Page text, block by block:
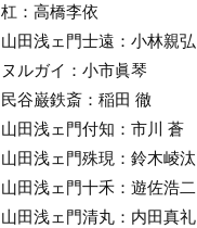
杠：高橋李依
山田浅ェ門士遠：小林親弘
ヌルガイ：小市眞琴
民谷巌鉄斎：稲田 徹
山田浅ェ門付知：市川 蒼
山田浅ェ門殊現：鈴木崚汰
山田浅ェ門十禾：遊佐浩二
山田浅ェ門清丸：内田真礼